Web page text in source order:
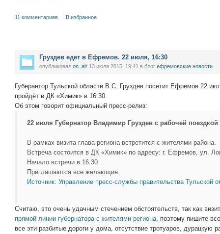
11 комментариев В избранное
Груздев едет в Ефремов. 22 июля, 16:30
опубликовал on_air 13 июля 2015, 19:41 в блог ефремовские новости
Губерантор Тульской области В.С. Груздев посетит Ефремов 22
пройдёт в ДК «Химик» в 16:30.
Об этом говорит официальный пресс-релиз:
22 июля Губернатор Владимир Груздев с рабочей
В рамках визита глава региона встретится с жителями района.
Встреча состоится в ДК «Химик» по адресу: г. Ефремов, ул.
Начало встречи в 16.30.
Приглашаются все желающие.
Источник: Управление пресс-службы правительства Тульской
Считаю, это очень удачным стечением обстоятельств, так как
прямой линии губернатора с жителями региона, поэтому пишите
все эти разбитые дороги у дома, отсутствие тротуаров, дурацкую